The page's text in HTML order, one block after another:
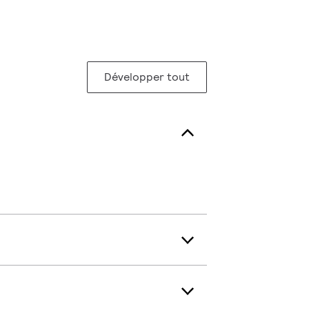
Développer tout